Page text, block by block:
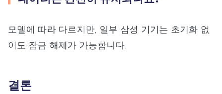
모델에 따라 다르지만, 일부 삼성 기기는 초기화 없
이도 잠금 해제가 가능합니다.
결론